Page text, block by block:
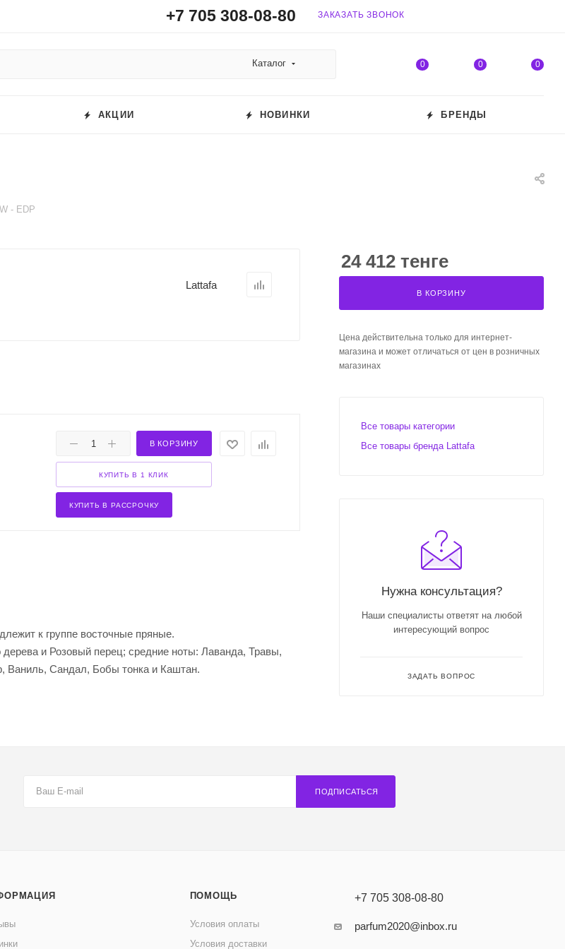
+7 705 308-08-80 ЗАКАЗАТЬ ЗВОНОК
Каталог 0 0 0
АКЦИИ НОВИНКИ БРЕНДЫ
- EDP
Lattafa
В КОРЗИНУ
КУПИТЬ В 1 КЛИК
КУПИТЬ В РАССРОЧКУ
к группе восточные пряные.
и Розовый перец; средние ноты: Лаванда, Травы,
Ваниль, Сандал, Бобы тонка и Каштан.
24 412 тенге
В КОРЗИНУ
Цена действительна только для интернет-
магазина и может отличаться от цен в розничных
магазинах
Все товары категории
Все товары бренда Lattafa
Нужна консультация?
Наши специалисты ответят на любой
интересующий вопрос
ЗАДАТЬ ВОПРОС
ПОДПИСАТЬСЯ
ПОМОЩЬ
Условия оплаты
Условия доставки
+7 705 308-08-80
parfum2020@inbox.ru